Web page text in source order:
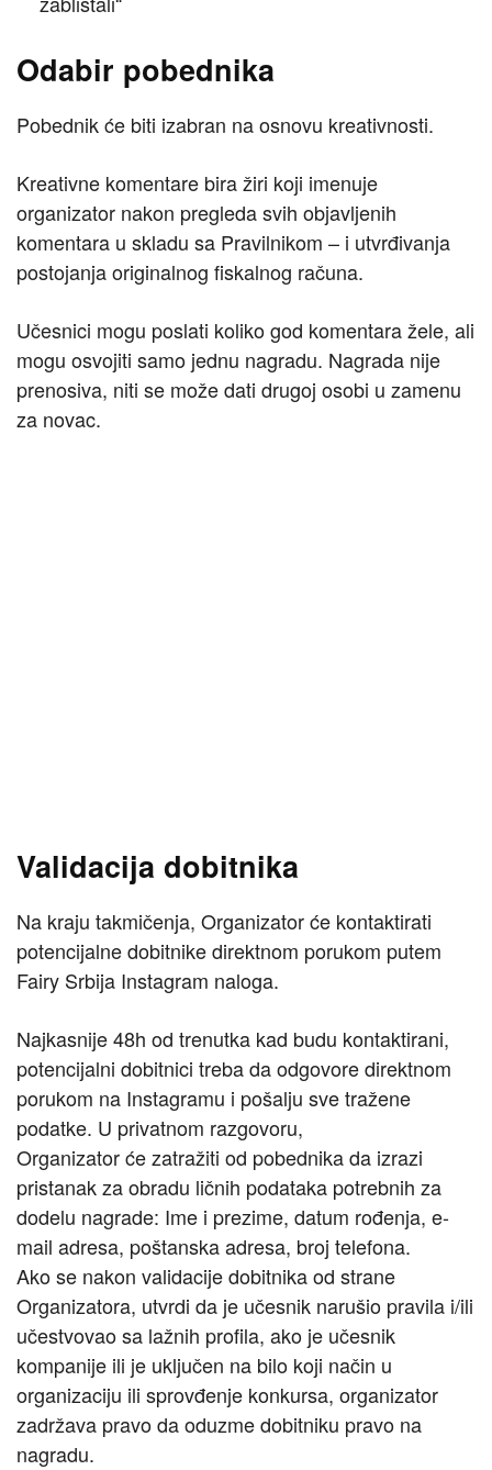
Odabir pobednika
Pobednik će biti izabran na osnovu kreativnosti.
Kreativne komentare bira žiri koji imenuje
organizator nakon pregleda svih objavljenih
komentara u skladu sa Pravilnikom – i utvrđivanja
postojanja originalnog fiskalnog računa.
Učesnici mogu poslati koliko god komentara žele, ali
mogu osvojiti samo jednu nagradu. Nagrada nije
prenosiva, niti se može dati drugoj osobi u zamenu
za novac.
Validacija dobitnika
Na kraju takmičenja, Organizator će kontaktirati
potencijalne dobitnike direktnom porukom putem
Fairy Srbija Instagram naloga.
Najkasnije 48h od trenutka kad budu kontaktirani,
potencijalni dobitnici treba da odgovore direktnom
porukom na Instagramu i pošalju sve tražene
podatke. U privatnom razgovoru,
Organizator će zatražiti od pobednika da izrazi
pristanak za obradu ličnih podataka potrebnih za
dodelu nagrade: Ime i prezime, datum rođenja, e-
mail adresa, poštanska adresa, broj telefona.
Ako se nakon validacije dobitnika od strane
Organizatora, utvrdi da je učesnik narušio pravila i/ili
učestvovao sa lažnih profila, ako je učesnik
kompanije ili je uključen na bilo koji način u
organizaciju ili sprovđenje konkursa, organizator
zadržava pravo da oduzme dobitniku pravo na
nagradu.